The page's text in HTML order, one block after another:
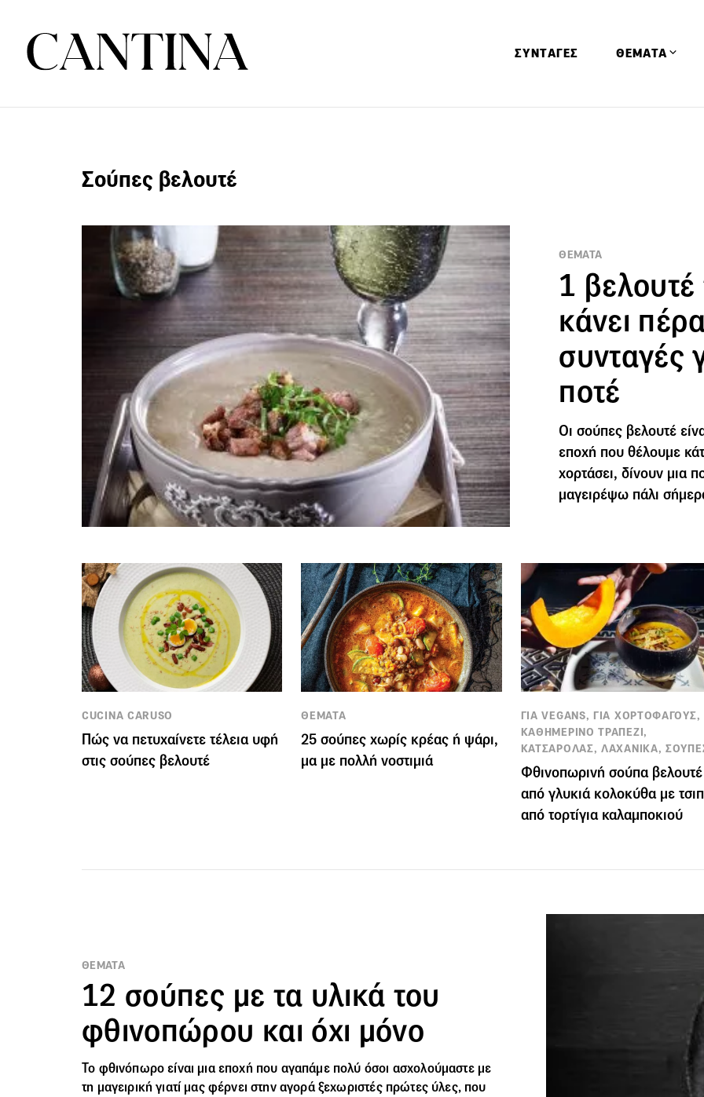
ΣΥΝΤΑΓΕΣ ΘΕΜΑΤΑ
Υγεία &
Σούπες βελουτέ
ΘΕΜΑΤΑ
1
κάνει
συνταγές
ποτέ
Οι σούπες βελουτέ
εποχή που θέλουμε
χορτάσει, δίνουν μια
μαγειρέψω πάλι
CUCINA CARUSO
Πώς να πετυχαίνετε τέλεια υφή
στις σούπες βελουτέ
ΘΕΜΑΤΑ
25 σούπες χωρίς κρέας ή ψάρι,
μα με πολλή νοστιμιά
ΓΙΑ VEGANS, ΓΙΑ ΧΟΡΤΟΦΑΓΟΥΣ,
ΚΑΘΗΜΕΡΙΝΟ ΤΡΑΠΕΖΙ,
ΚΑΤΣΑΡΟΛΑΣ, ΛΑΧΑΝΙΚΑ,
Φθινοπωρινή σούπα βελουτέ
από γλυκιά κολοκύθα με
από τορτίγια καλαμποκιού
ΘΕΜΑΤΑ
12 σούπες με τα υλικά του
φθινοπώρου και όχι μόνο
Το φθινόπωροείναι μια εποχή που αγαπάμε πολύ όσοι ασχολούμαστε με
τη μαγειρική γιατί μας φέρνει στην αγορά ξεχωριστές πρώτες ύλες, που